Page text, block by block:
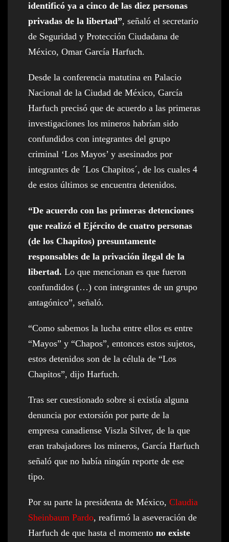
identificó ya a cinco de las diez personas
privadas de la libertad”, señaló el secretario
de Seguridad y Protección Ciudadana de
México, Omar García Harfuch.
Desde la conferencia matutina en Palacio
Nacional de la Ciudad de México, García
Harfuch precisó que de acuerdo a las primeras
investigaciones los mineros habrían sido
confundidos con integrantes del grupo
criminal ‘Los Mayos’ y asesinados por
integrantes de ´Los Chapitos´, de los cuales 4
de estos últimos se encuentra detenidos.
“De acuerdo con las primeras detenciones
que realizó el Ejército de cuatro personas
(de los Chapitos) presuntamente
responsables de la privación ilegal de la
libertad. Lo que mencionan es que fueron
confundidos (…) con integrantes de un grupo
antagónico”, señaló.
“Como sabemos la lucha entre ellos es entre
“Mayos” y “Chapos”, entonces estos sujetos,
estos detenidos son de la célula de “Los
Chapitos”, dijo Harfuch.
Tras ser cuestionado sobre si existía alguna
denuncia por extorsión por parte de la
empresa canadiense Viszla Silver, de la que
eran trabajadores los mineros, García Harfuch
señaló que no había ningún reporte de ese
tipo.
Por su parte la presidenta de México, Claudia
Sheinbaum Pardo, reafirmó la aseveración de
Harfuch de que hasta el momento no existe